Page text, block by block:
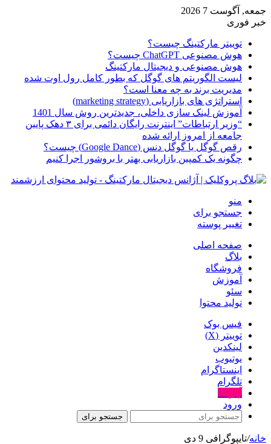
جمعه, آگوست 7 2026
خبر فوری
توییتر مارکتینگ چیست؟
هوش مصنوعی ChatGPT چیست؟
هوش مصنوعی و دیجیتال مارکتینگ
لیست الگوریتم های گوگل که بطور کامل رول اوت شده
مدیریت برند به چه معنا است؟
استراتژی های بازاریابی (marketing strategy)
آموزش لینک سازی داخلی، جدیدترین روش سال 1401
“وزیر ارتباطات” اینترنت رایگان دائمی برای ۳ دهک پایین
جامعه از امروز ارائه شده
رقص گوگل یا گوگل دنس (Google Dance) چیست؟
چگونه یک کمپین بازاریابی بهتر با بروشور اجرا کنیم
منو
جستجو برای
تغییر پوسته
صفحه اصلی
بلاگ
فروشگاه
آموزش
سئو
تولید محتوا
فیس بوک
توییتر (X)
لینکدین
یوتیوب
اینستاگرام
تلگرام
ورود
جستجو برای
خانه/تایپوگرافی 9 دی